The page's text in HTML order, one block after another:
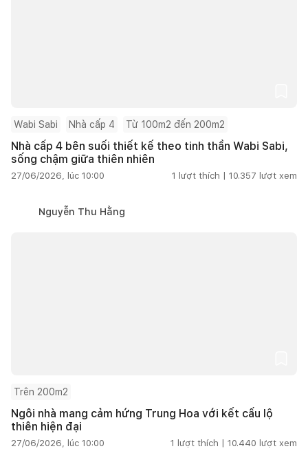
Wabi Sabi Nhà cấp 4 Từ 100m2 đến 200m2
Nhà cấp 4 bên suối thiết kế theo tinh thần Wabi Sabi,
sống chậm giữa thiên nhiên
27/06/2026, lúc 10:00 1 lượt thích | 10.357 lượt xem
Nguyễn Thu Hằng
Trên 200m2
Ngôi nhà mang cảm hứng Trung Hoa với kết cấu lộ
thiên hiện đại
27/06/2026, lúc 10:00 1 lượt thích | 10.440 lượt xem